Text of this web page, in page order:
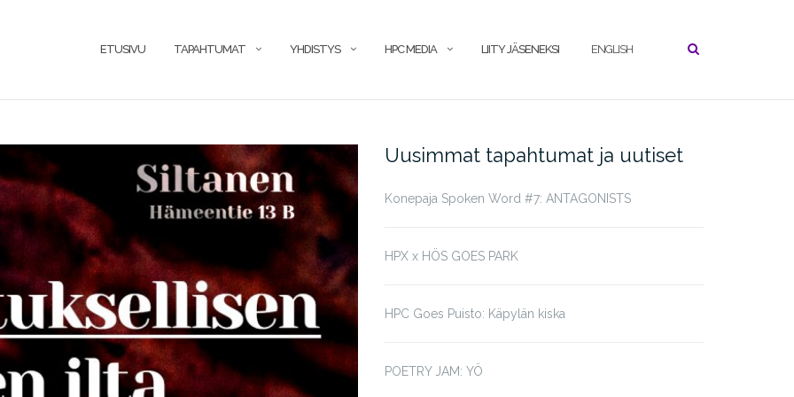
ETUSIVU TAPAHTUMAT YHDISTYS HPC MEDIA LIITY JÄSENEKSI ENGLISH
Uusimmat tapahtumat ja uutiset
Konepaja Spoken Word #7: ANTAGONISTS
HPX x HÖS GOES PARK
HPC Goes Puisto: Käpylän kiska
POETRY JAM: YÖ